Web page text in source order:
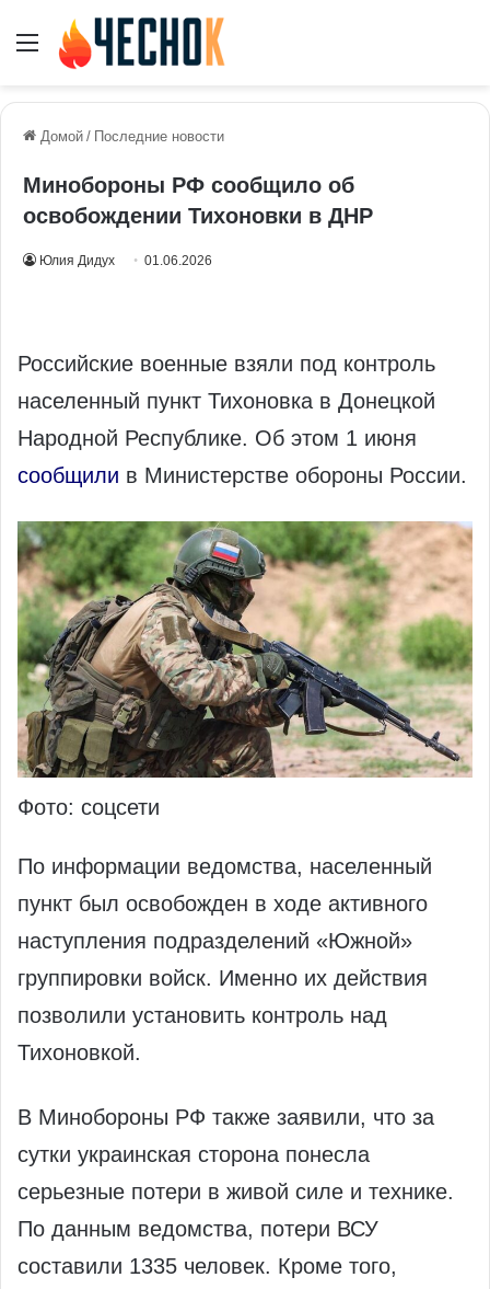
Меню
Домой / Последние новости
Минобороны РФ сообщило об
освобождении Тихоновки в ДНР
Юлия Дидух 01.06.2026
Российские военные взяли под контроль
населенный пункт Тихоновка в Донецкой
Народной Республике. Об этом 1 июня
сообщили в Министерстве обороны России.
Фото: соцсети
По информации ведомства, населенный
пункт был освобожден в ходе активного
наступления подразделений «Южной»
группировки войск. Именно их действия
позволили установить контроль над
Тихоновкой.
В Минобороны РФ также заявили, что за
сутки украинская сторона понесла
серьезные потери в живой силе и технике.
По данным ведомства, потери ВСУ
составили 1335 человек. Кроме того,